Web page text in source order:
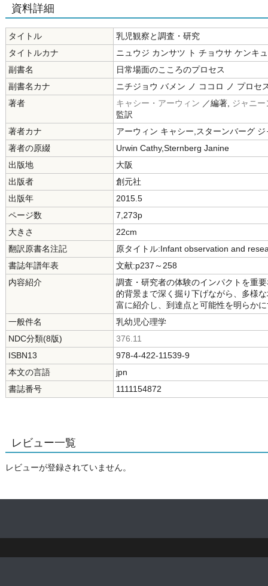
資料詳細
タイトル
乳児観察と調査・研究
タイトルカナ
ニュウジ カンサツ ト チョウサ ケンキ
副書名
日常場面のこころのプロセス
副書名カナ
ニチジョウ バメン ノ ココロ ノ プロセ
著者
キャシー・アーウィン ／編著, ジャニ
監訳
著者カナ
アーウィン キャシー,スターンバーグ
著者の原綴
Urwin Cathy,Sternberg Janine
出版地
大阪
出版者
創元社
出版年
2015.5
ページ数
7,273p
大きさ
22cm
翻訳原書名注記
原タイトル:Infant observation and
書誌年譜年表
文献:p237～258
内容紹介
調査・研究者の体験のインパクトを重
的背景まで深く掘り下げながら、多様
富に紹介し、到達点と可能性を明らか
一般件名
乳幼児心理学
NDC分類(8版)
376.11
ISBN13
978-4-422-11539-9
本文の言語
jpn
書誌番号
1111154872
レビュー一覧
レビューが登録されていません。